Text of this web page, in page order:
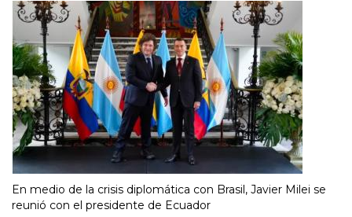
En medio de la crisis diplomática con Brasil, Javier Milei se
reunió con el presidente de Ecuador